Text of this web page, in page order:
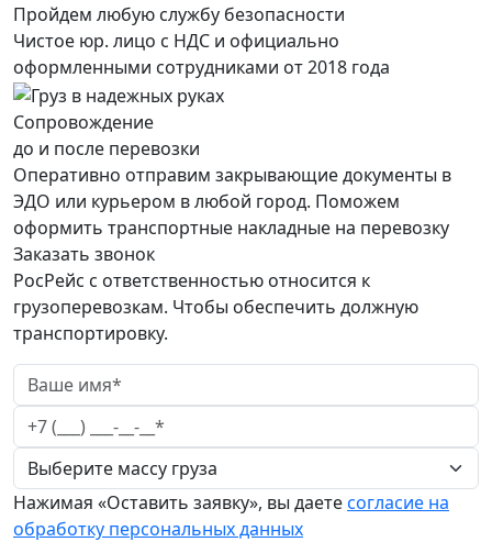
Пройдем любую службу безопасности
Чистое юр. лицо с НДС и официально
оформленными сотрудниками от 2018 года
Сопровождение
до и после перевозки
Оперативно отправим закрывающие документы в
ЭДО или курьером в любой город. Поможем
оформить транспортные накладные на перевозку
Заказать звонок
РосРейс с ответственностью относится к
грузоперевозкам. Чтобы обеспечить должную
транспортировку.
Нажимая «Оставить заявку», вы даетесогласие на
обработку персональных данных